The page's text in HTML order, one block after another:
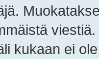
kukaan ei